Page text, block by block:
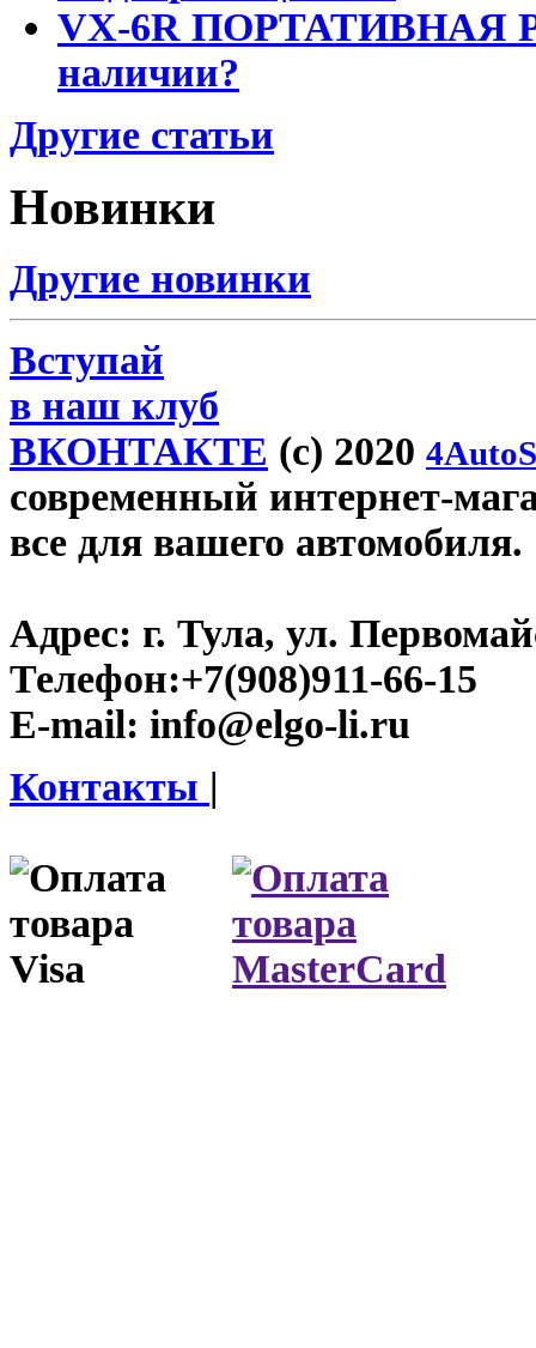
VX-6R ПОРТАТИВНАЯ
наличии?
Другие статьи
Новинки
Другие новинки
Вступай
в наш клуб
ВКОНТАКТЕ (c) 2020
современный интернет-
все для вашего автомобиля.
Адрес: г. Тула, ул.
Телефон:+7(908)911-66-15
E-mail: info@elgo-li.ru
Контакты |